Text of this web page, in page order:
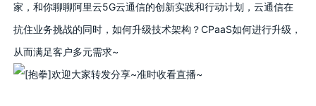
家，和你聊聊阿里云5G云通信的创新实践和行动计划，云通信在
抗住业务挑战的同时，如何升级技术架构？CPaaS如何进行升级，
从而满足客户多元需求~
欢迎大家转发分享~准时收看直播~